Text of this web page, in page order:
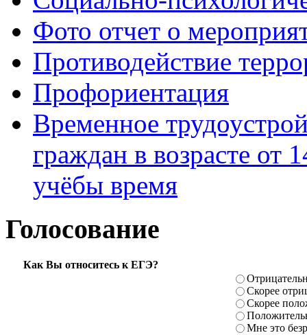
Фото отчет о
Противодействие
Профориентация
Временное
граждан в возрасте от
учёбы время
Голосование
Как Вы относитесь к ЕГЭ?
Скорее
Скорее
Мне это